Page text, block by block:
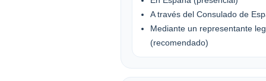
A través del Consulado de
Mediante un representante
(recomendado)